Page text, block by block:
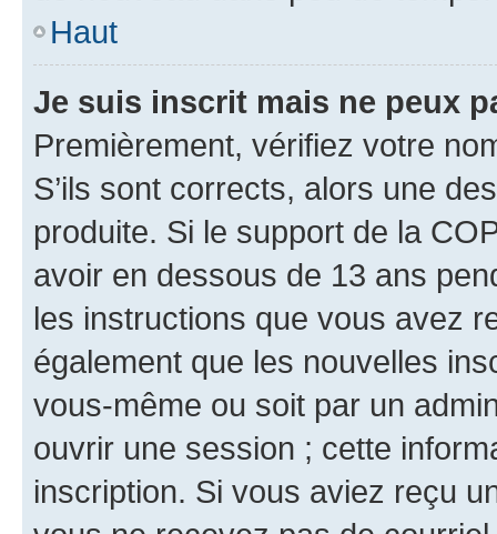
Haut
Je suis inscrit mais ne peux
Premièrement, vérifiez votre
S’ils sont corrects, alors une
produite. Si le support de la
avoir en dessous de 13 ans
les instructions que vous avez
également que les nouvelles
vous-même ou soit par un
ouvrir une session ; cette
inscription. Si vous aviez reçu